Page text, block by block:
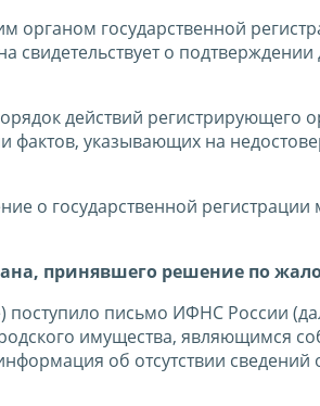
органом государственной
свидетельствует о
действий регистрирующего
фактов, указывающих на
о государственной
принявшего решение по
письмо ИФНС России
имущества, являющимся
об отсутствии сведений